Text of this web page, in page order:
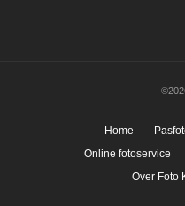
Home
Online fotoservice
Over Foto